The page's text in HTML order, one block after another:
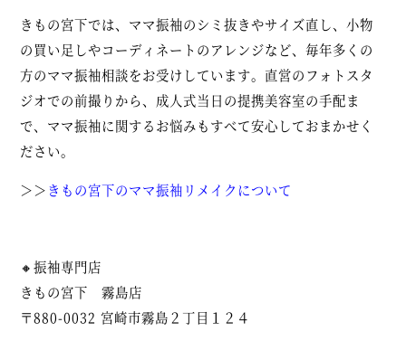
きもの宮下では、ママ振袖のシミ抜きやサイズ直し、小物
の買い足しやコーディネートのアレンジなど、毎年多くの
方のママ振袖相談をお受けしています。直営のフォトスタ
ジオでの前撮りから、成人式当日の提携美容室の手配ま
で、ママ振袖に関するお悩みもすべて安心しておまかせく
ださい。
＞＞きもの宮下のママ振袖リメイクについて
🔸振袖専門店
きもの宮下 霧島店
〒880-0032 宮崎市霧島２丁目１２４